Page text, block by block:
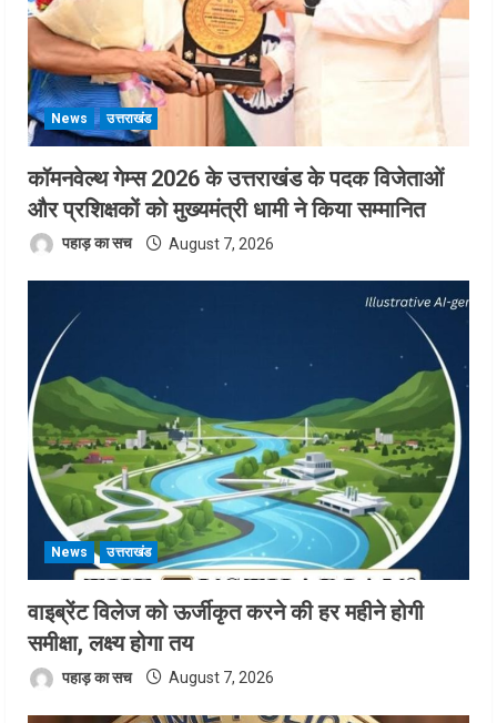
News उत्तराखंड
कॉमनवेल्थ गेम्स 2026 के उत्तराखंड के पदक विजेताओं
और प्रशिक्षकों को मुख्यमंत्री धामी ने किया सम्मानित
पहाड़ का सच August 7, 2026
News उत्तराखंड
वाइब्रेंट विलेज को ऊर्जीकृत करने की हर महीने होगी
समीक्षा, लक्ष्य होगा तय
पहाड़ का सच August 7, 2026